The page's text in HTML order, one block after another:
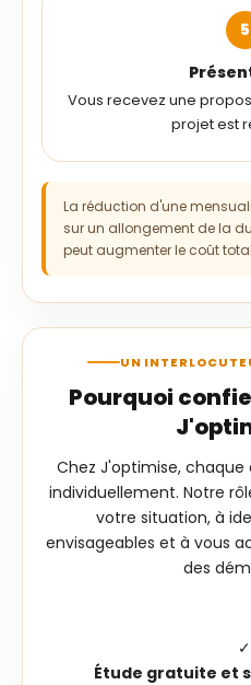
Vous recevez une
projet est
La réduction d'une
sur un allongement de la
peut augmenter le coût
UN
Pourquoi
Chez J'optimise,
individuellement. Notre
votre situation, à
envisageables et à vous
des
✓
Étude gratuite et